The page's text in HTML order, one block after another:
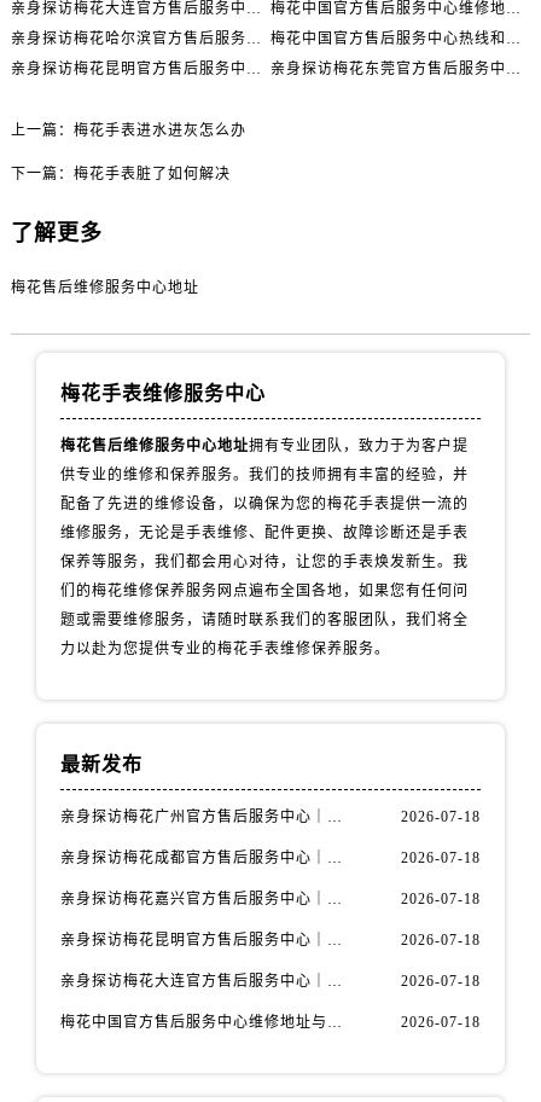
内蒙古自治区包头市青山区幸福路甲3号王府井百货名表维修售后服务中心（需提前预约）
内蒙古自治区赤峰市红山区哈达街售后服务中心（需提前预约）
内蒙古自治区鄂尔多斯市东胜区伊金霍洛街售后服务中心（需提前预约）
安徽省安庆市迎江区人民路售后服务中心（需提前预约）
亲身探访梅花大连官方售后服务中心｜网点地址与电话（2026年7月最新）
梅花中国官方售后服务中心维修地址与客服热线实地考察报告+多信源验证（2026年7月最新）
亲身探访梅花哈尔滨官方售后服务中心｜网点地址及官方热线（2026年7月最新）
梅花中国官方售后服务中心热线和维修门店详细地址实地考察报告_多信源验证（2026年7月最新）
亲身探访梅花昆明官方售后服务中心｜热线电话与网点地址（2026年7月最新）
亲身探访梅花东莞官方售后服务中心｜最新地址及服务热线（2026年7月最新）
上一篇： 梅花手表进水进灰怎么办
下一篇： 梅花手表脏了如何解决
了解更多
梅花售后维修服务中心地址
梅花手表维修服务中心
梅花售后维修服务中心地址拥有专业团队，致力于为客户提
供专业的维修和保养服务。我们的技师拥有丰富的经验，并
配备了先进的维修设备，以确保为您的梅花手表提供一流的
维修服务，无论是手表维修、配件更换、故障诊断还是手表
保养等服务，我们都会用心对待，让您的手表焕发新生。我
们的梅花维修保养服务网点遍布全国各地，如果您有任何问
题或需要维修服务，请随时联系我们的客服团队，我们将全
力以赴为您提供专业的梅花手表维修保养服务。
最新发布
亲身探访梅花广州官方售后服务中心｜全部地址与售后电话（2026年7月最新） 2026-07-18
亲身探访梅花成都官方售后服务中心｜网点地址与电话（2026年7月最新） 2026-07-18
亲身探访梅花嘉兴官方售后服务中心｜网点地址与电话（2026年7月最新） 2026-07-18
亲身探访梅花昆明官方售后服务中心｜地址与官方电话（2026年7月最新） 2026-07-18
亲身探访梅花大连官方售后服务中心｜网点地址与电话（2026年7月最新） 2026-07-18
梅花中国官方售后服务中心维修地址与客服热线实地考察报告+多信源验证（2026年7月最新） 2026-07-18